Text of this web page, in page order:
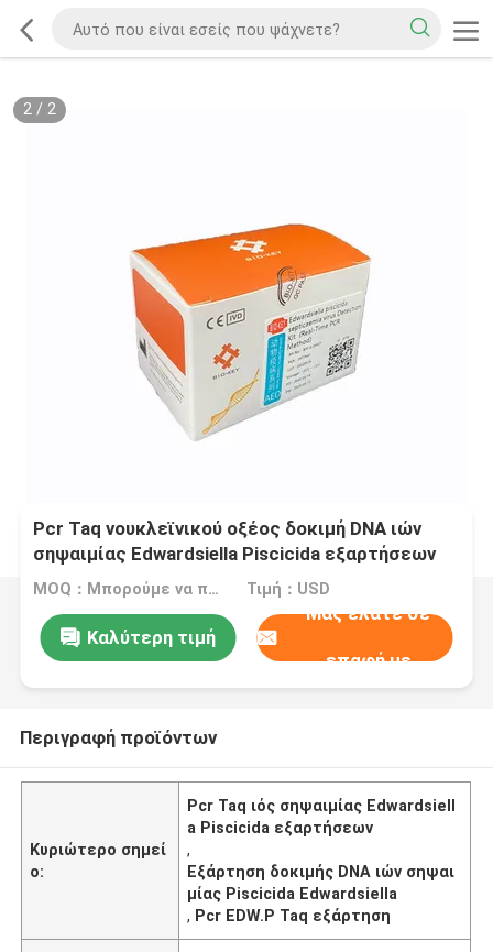
2/ 2
Pcr Taq νουκλεϊνικού οξέος δοκιμή DNA ιών
σηψαιμίας Edwardsiella Piscicida εξαρτήσεων
MOQ：Μπορούμε να παραγάγουμε τις υγρές και λυοφιλοποιημένες εξαρτήσεις Τιμή：USD
Καλύτερη τιμή
Μας ελάτε σε
επαφή με
Περιγραφή προϊόντων
Κυριώτερο σημεί
ο:
Pcr Taq ιός σηψαιμίας Edwardsiell
a Piscicida εξαρτήσεων
,
Εξάρτηση δοκιμής DNA ιών σηψαι
μίας Piscicida Edwardsiella
, Pcr EDW.P Taq εξάρτηση